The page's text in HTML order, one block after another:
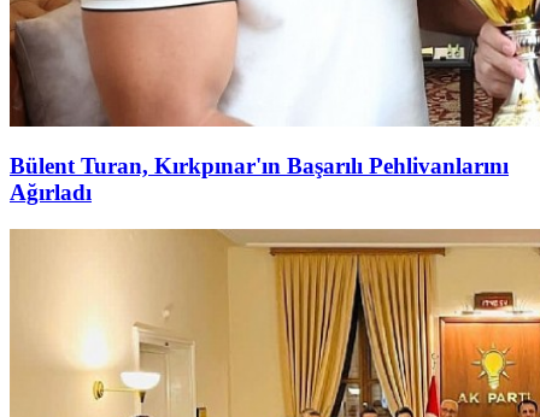
Bülent Turan, Kırkpınar'ın Başarılı Pehlivanlarını
Ağırladı